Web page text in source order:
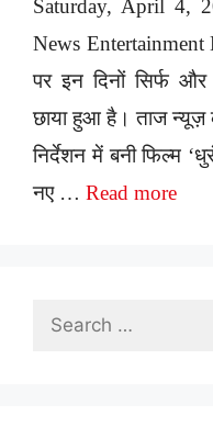
Saturday, April 4,
News Entertainment
पर इन दिनों सिर्फ
छाया हुआ है। ताज
निर्देशन में बनी फिल्म
नए … Read more
Search